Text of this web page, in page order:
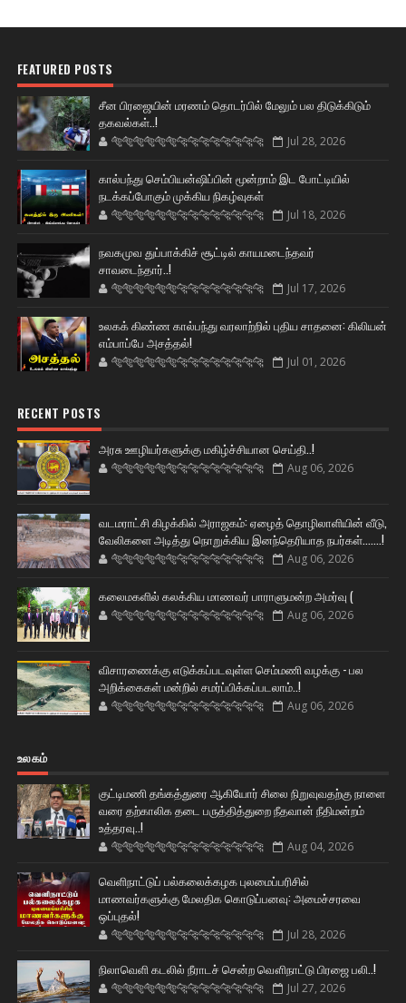
FEATURED POSTS
சீன பிரஜையின் மரணம் தொடர்பில் மேலும் பல திடுக்கிடும்
தகவல்கள்..!
🐅🐅🐅🐅🐅🐅🐆🐆🐆🐆🐆🐆🐆🐆 Jul 28, 2026
கால்பந்து செம்பியன்ஷிப்பின் மூன்றாம் இட போட்டியில்
நடக்கப்போகும் முக்கிய நிகழ்வுகள்
🐅🐅🐅🐅🐅🐅🐆🐆🐆🐆🐆🐆🐆🐆 Jul 18, 2026
நவகமுவ துப்பாக்கிச் சூட்டில் காயமடைந்தவர்
சாவடைந்தார்..!
🐅🐅🐅🐅🐅🐅🐆🐆🐆🐆🐆🐆🐆🐆 Jul 17, 2026
உலகக் கிண்ண கால்பந்து வரலாற்றில் புதிய சாதனை: கிலியன்
எம்பாப்பே அசத்தல்!
🐅🐅🐅🐅🐅🐅🐆🐆🐆🐆🐆🐆🐆🐆 Jul 01, 2026
RECENT POSTS
அரசு ஊழியர்களுக்கு மகிழ்ச்சியான செய்தி..!
🐅🐅🐅🐅🐅🐅🐆🐆🐆🐆🐆🐆🐆🐆 Aug 06, 2026
வடமராட்சி கிழக்கில் அராஜகம்: ஏழைத் தொழிலாளியின் வீடு,
வேலிகளை அடித்து நொறுக்கிய இனந்தெரியாத நபர்கள்.......!
🐅🐅🐅🐅🐅🐅🐆🐆🐆🐆🐆🐆🐆🐆 Aug 06, 2026
கலைமகளில் கலக்கிய மாணவர் பாராளுமன்ற அமர்வு (
🐅🐅🐅🐅🐅🐅🐆🐆🐆🐆🐆🐆🐆🐆 Aug 06, 2026
விசாரணைக்கு எடுக்கப்படவுள்ள செம்மணி வழக்கு - பல
அறிக்கைகள் மன்றில் சமர்ப்பிக்கப்படலாம்..!
🐅🐅🐅🐅🐅🐅🐆🐆🐆🐆🐆🐆🐆🐆 Aug 06, 2026
உலகம்
குட்டிமணி தங்கத்துரை ஆகியோர் சிலை நிறுவுவதற்கு நாளை
வரை தற்காலிக தடை பருத்தித்துறை நீதவான் நீதிமன்றம்
உத்தரவு..!
🐅🐅🐅🐅🐅🐅🐆🐆🐆🐆🐆🐆🐆🐆 Aug 04, 2026
வெளிநாட்டுப் பல்கலைக்கழக புலமைப்பரிசில்
மாணவர்களுக்கு மேலதிக கொடுப்பனவு: அமைச்சரவை
ஒப்புதல்!
🐅🐅🐅🐅🐅🐅🐆🐆🐆🐆🐆🐆🐆🐆 Jul 28, 2026
நிலாவெளி கடலில் நீராடச் சென்ற வௌிநாட்டு பிரஜை பலி..!
🐅🐅🐅🐅🐅🐅🐆🐆🐆🐆🐆🐆🐆🐆 Jul 27, 2026